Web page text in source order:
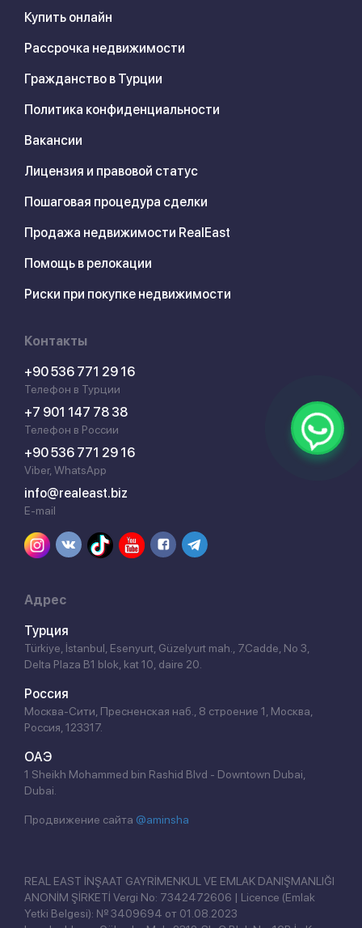
Купить онлайн
Рассрочка недвижимости
Гражданство в Турции
Политика конфиденциальности
Вакансии
Лицензия и правовой статус
Пошаговая процедура сделки
Продажа недвижимости RealEast
Помощь в релокации
Риски при покупке недвижимости
Контакты
+90 536 771 29 16
Телефон в Турции
+7 901 147 78 38
Телефон в России
+90 536 771 29 16
Viber, WhatsApp
info@realeast.biz
E-mail
Адрес
Турция
Türkiye, İstanbul, Esenyurt, Güzelyurt mah., 7.Cadde, No 3,
Delta Plaza B1 blok, kat 10, daire 20.
Россия
Москва-Сити, Пресненская наб., 8 строение 1, Москва,
Россия, 123317.
ОАЭ
1 Sheikh Mohammed bin Rashid Blvd - Downtown Dubai,
Dubai.
Продвижение сайта @aminsha
REAL EAST İNŞAAT GAYRİMENKUL VE EMLAK DANIŞMANLIĞI
ANONİM ŞİRKETİ Vergi No: 7342472606 | Licence (Emlak
Yetki Belgesi): № 3409694 от 01.08.2023